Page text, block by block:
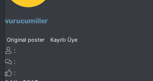
vurucumiller
Original poster Kayıtlı Üye